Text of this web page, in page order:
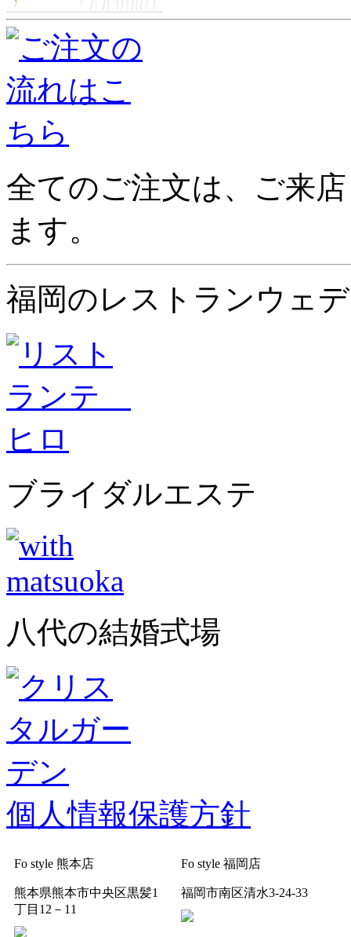
全てのご注文は、ご来
ます。
福岡のレストランウェ
ブライダルエステ
八代の結婚式場
個人情報保護方針
Fo style 熊本店
熊本県熊本市中央区黒髪1
丁目12－11
Fo style 福岡店
福岡市南区清水3-24-33